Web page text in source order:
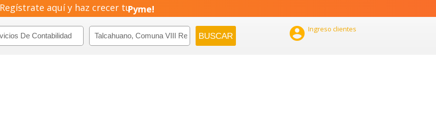
Regístrate aquí y haz crecer tuPyme!
Emprendimiento!
 Ingreso clientes